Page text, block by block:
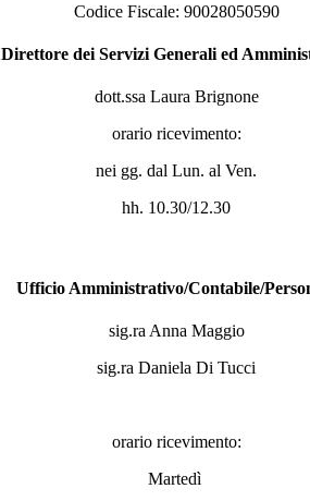
Codice Fiscale: 90028050590
Direttore dei Servizi Generali ed
dott.ssa Laura Brignone
orario ricevimento:
nei gg. dal Lun. al Ven.
hh. 10.30/12.30
Ufficio Amministrativo/Contabile/
sig.ra Anna Maggio
sig.ra Daniela Di Tucci
orario ricevimento:
Martedì